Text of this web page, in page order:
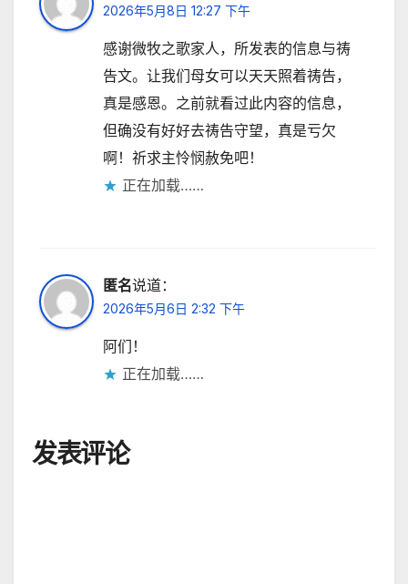
2026年5月8日 12:27 下午
感谢微牧之歌家人，所发表的信息与祷
告文。让我们母女可以天天照着祷告，
真是感恩。之前就看过此内容的信息，
但确没有好好去祷告守望，真是亏欠
啊！祈求主怜悯赦免吧！
正在加载……
匿名说道：
2026年5月6日 2:32 下午
阿们！
正在加载……
发表评论